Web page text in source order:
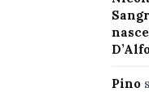
Pino